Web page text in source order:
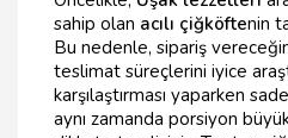
sahip olan acılı çiğköftenin
Bu nedenle, sipariş
teslimat süreçlerini iyice
karşılaştırması yaparken
aynı zamanda porsiyon